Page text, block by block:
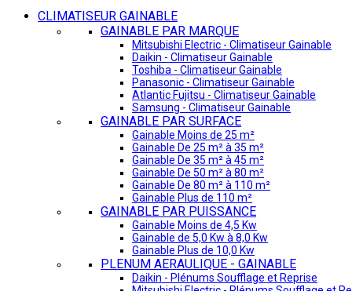
CLIMATISEUR GAINABLE
GAINABLE PAR MARQUE
Mitsubishi Electric - Climatiseur Gainable
Daikin - Climatiseur Gainable
Toshiba - Climatiseur Gainable
Panasonic - Climatiseur Gainable
Atlantic Fujitsu - Climatiseur Gainable
Samsung - Climatiseur Gainable
GAINABLE PAR SURFACE
Gainable Moins de 25 m²
Gainable De 25 m² à 35 m²
Gainable De 35 m² à 45 m²
Gainable De 50 m² à 80 m²
Gainable De 80 m² à 110 m²
Gainable Plus de 110 m²
GAINABLE PAR PUISSANCE
Gainable Moins de 4,5 Kw
Gainable de 5,0 Kw à 8,0 Kw
Gainable Plus de 10,0 Kw
PLENUM AERAULIQUE - GAINABLE
Daikin - Plénums Soufflage et Reprise